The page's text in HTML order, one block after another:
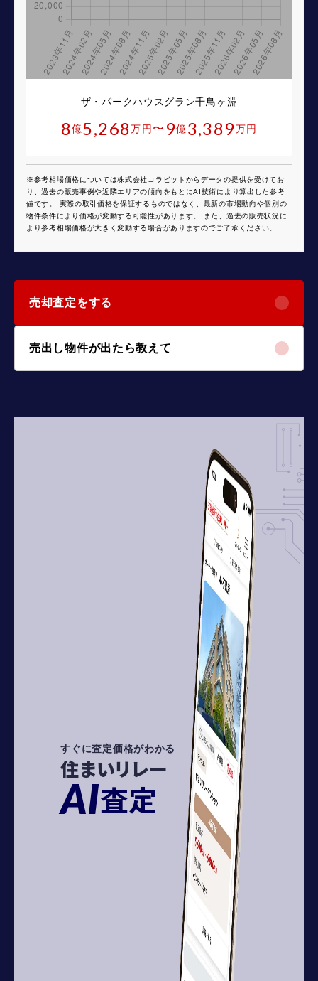
ザ・パークハウスグラン千鳥ヶ淵
8億5,268万円〜 9億3,389万円
※参考相場価格については株式会社コラビットからデータの提供を受けてお
り、過去の販売事例や近隣エリアの傾向をもとにAI技術により算出した参考
値です。 実際の取引価格を保証するものではなく、最新の市場動向や個別の
物件条件により価格が変動する可能性があります。 また、過去の販売状況に
より参考相場価格が大きく変動する場合がありますのでご了承ください。
売却査定をする
売出し物件が出たら教えて
すぐに査定価格がわかる
住まいリレー
AI査定